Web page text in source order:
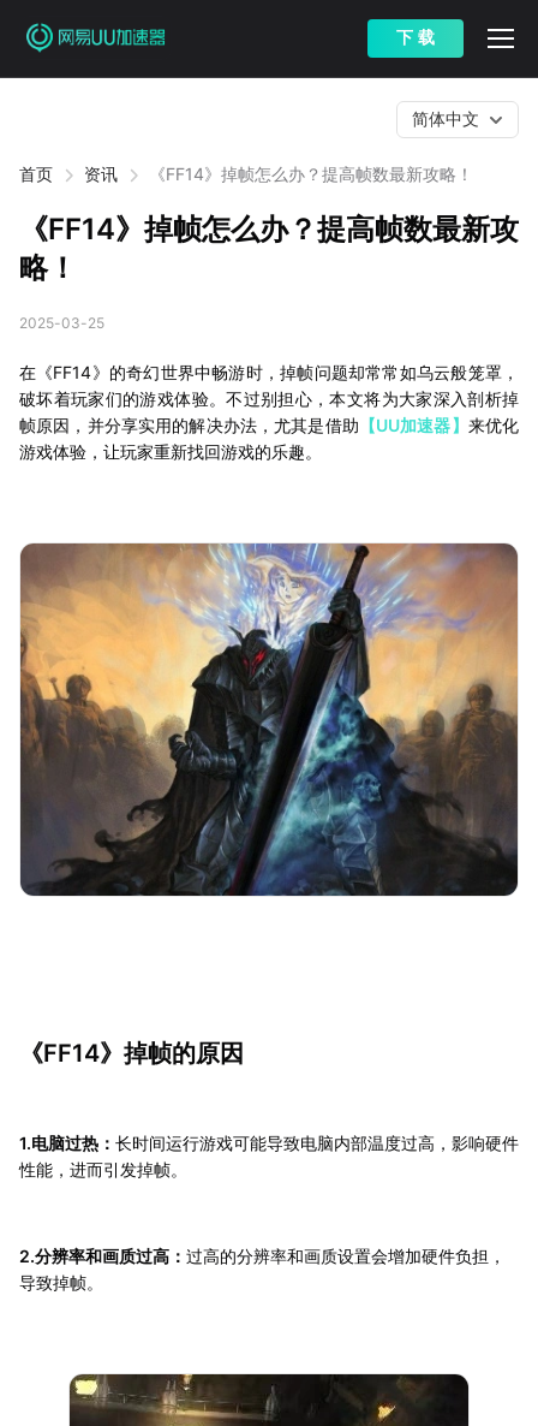
下 载
首页 资讯 《FF14》掉帧怎么办？提高帧数最新攻略！
简体中文
《FF14》掉帧怎么办？提高帧数最新攻
略！
2025-03-25
在《FF14》的奇幻世界中畅游时，掉帧问题却常常如乌云般笼罩，
破坏着玩家们的游戏体验。不过别担心，本文将为大家深入剖析掉
帧原因，并分享实用的解决办法，尤其是借助 【UU加速器】 来优化
游戏体验，让玩家重新找回游戏的乐趣。
《FF14》掉帧的原因
1.电脑过热： 长时间运行游戏可能导致电脑内部温度过高，影响硬件
性能，进而引发掉帧。
2.分辨率和画质过高： 过高的分辨率和画质设置会增加硬件负担，
导致掉帧。